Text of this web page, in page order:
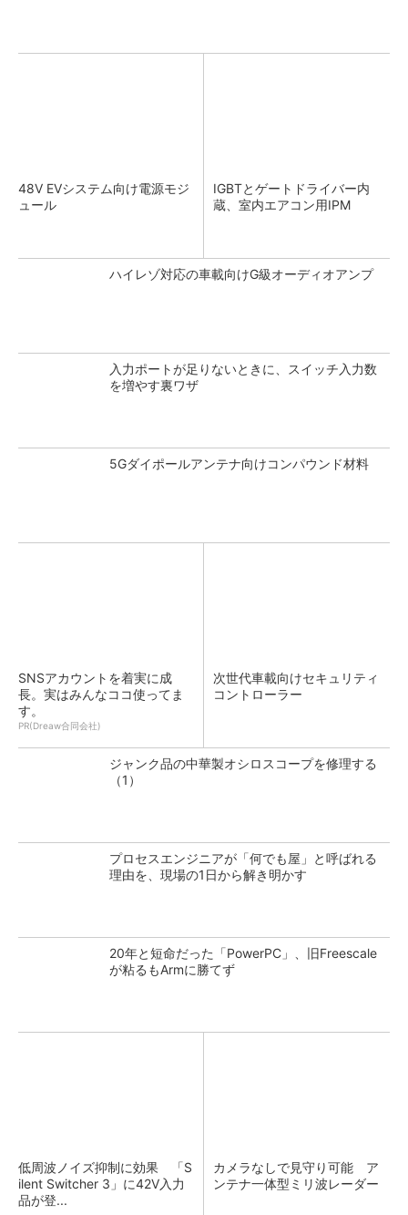
48V EVシステム向け電源モジ
ュール
IGBTとゲートドライバー内
蔵、室内エアコン用IPM
ハイレゾ対応の車載向けG級オーディオアンプ
入力ポートが足りないときに、スイッチ入力数
を増やす裏ワザ
5Gダイポールアンテナ向けコンパウンド材料
SNSアカウントを着実に成
長。実はみんなココ使ってま
す。
PR(Dreaw合同会社)
次世代車載向けセキュリティ
コントローラー
ジャンク品の中華製オシロスコープを修理する
（1）
プロセスエンジニアが「何でも屋」と呼ばれる
理由を、現場の1日から解き明かす
20年と短命だった「PowerPC」、旧Freescale
が粘るもArmに勝てず
低周波ノイズ抑制に効果 「S
ilent Switcher 3」に42V入力
品が登...
カメラなしで見守り可能 ア
ンテナ一体型ミリ波レーダー